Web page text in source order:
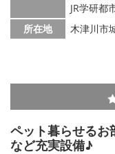
JR学研都
所在地
木津川市
ペット暮らせる
など充実設備♪